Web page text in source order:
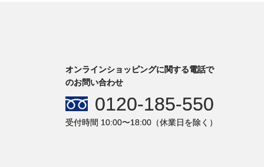
オンラインショッピングに関する電話で
のお問い合わせ
0120-185-550
受付時間 10:00〜18:00（休業日を除く）